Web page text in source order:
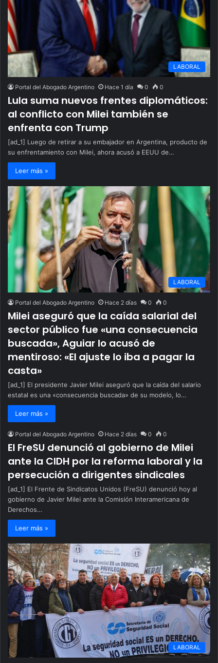
LABORAL
Portal del Abogado Argentino Hace 1 día 0 0
Lula suma nuevos frentes diplomáticos:
al conflicto con Milei también se
enfrenta con Trump
[ad_1] Luego de retirar a su embajador en Argentina, producto de
su enfrentamiento con Milei, ahora acusó a EEUU de…
Leer más »
LABORAL
Portal del Abogado Argentino Hace 2 días 0 0
Milei aseguró que la caída salarial del
sector público fue «una consecuencia
buscada», Aguiar lo acusó de
mentiroso: «El ajuste lo iba a pagar la
casta»
[ad_1] El presidente Javier Milei aseguró que la caída del salario
estatal es una «consecuencia buscada» de su modelo, lo…
Leer más »
Portal del Abogado Argentino Hace 2 días 0 0
El FreSU denunció al gobierno de Milei
ante la CIDH por la reforma laboral y la
persecución a dirigentes sindicales
[ad_1] El Frente de Sindicatos Unidos (FreSU) denunció hoy al
gobierno de Javier Milei ante la Comisión Interamericana de
Derechos…
Leer más »
LABORAL